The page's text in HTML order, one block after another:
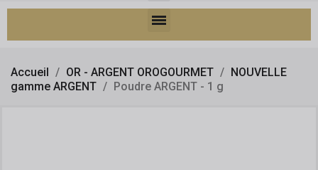
Accueil OR - ARGENT OROGOURMET
NOUVELLE
gamme ARGENT
Poudre ARGENT - 1 g